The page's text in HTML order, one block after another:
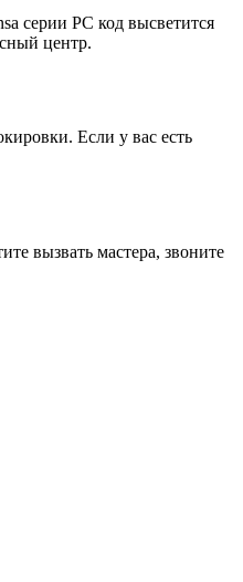
серии PC код высветится
центр.
Если у вас есть
вызвать мастера, звоните